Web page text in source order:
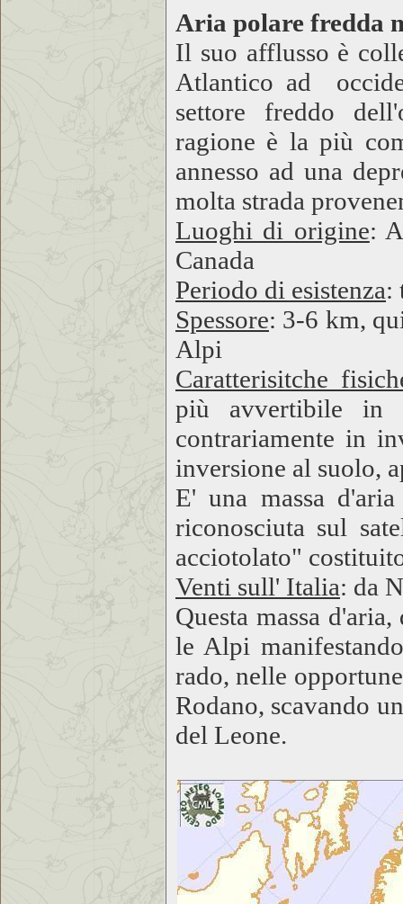
Aria polare fredda
Il suo afflusso è
Atlantico ad
settore freddo
ragione è la più
annesso ad una
molta strada
Luoghi di origine:
Canada
Periodo di esistenza:
Spessore: 3-6 km,
Alpi
Caratterisitche
più avvertibile in
contrariamente in
inversione al suolo,
E' una massa
riconosciuta sul
acciotolato"
Venti sull' Italia: da
Questa massa
le Alpi
rado, nelle
Rodano, scavando
del Leone.